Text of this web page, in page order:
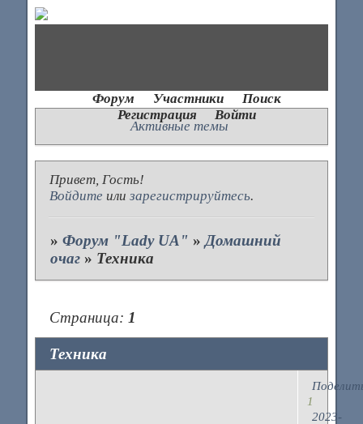
Форум Участники
Поиск
Регистрация
Войти
Активные темы
Привет, Гость!
Войдите или зарегистрируйтесь.
»Форум "Lady UA" » Домашний
очаг » Техника
Техника
Страница:1
1
2023-